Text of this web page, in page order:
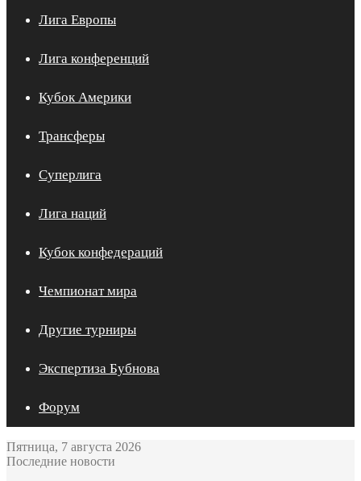
Лига Европы
Лига конференций
Кубок Америки
Трансферы
Суперлига
Лига наций
Кубок конфедераций
Чемпионат мира
Другие турниры
Экспертиза Бубнова
Форум
Пятница, 7 августа 2026
Последние новости